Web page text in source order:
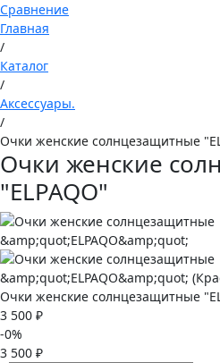
Сравнение
Главная
/
Каталог
/
Аксессуары.
/
Очки женские солнцезащитные
Очки женские
"ELPAQO"
Очки женские солнцезащитные
3 500 ₽
-0%
3 500 ₽